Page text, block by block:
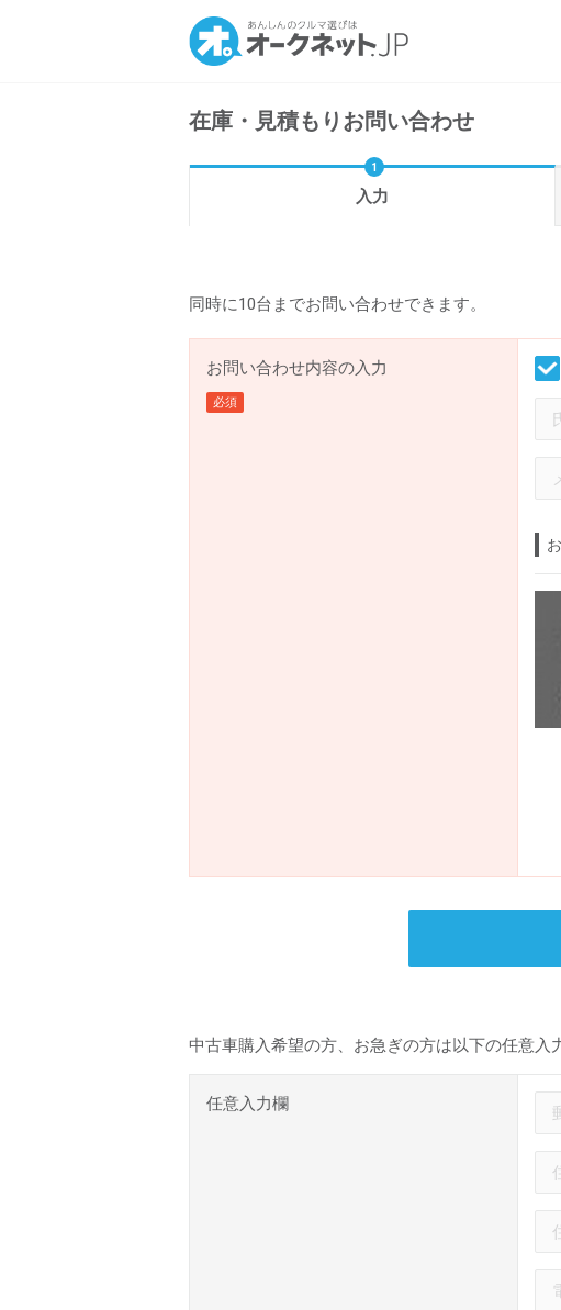
在庫・見積もりお問い合わせ
入力
同時に10台までお問い合わせできます。
お問い合わせ内容の入力
必須
中古車購入希望の方、お急ぎの方は以下の任意入
任意入力欄